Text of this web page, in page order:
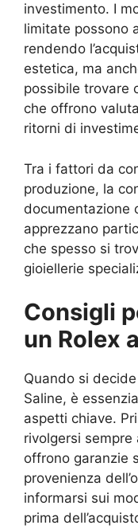
investimento. I
limitate possono
rendendo
estetica, ma
possibile trovare
che offrono
ritorni di
Tra i fattori da
produzione, la
documentazione
apprezzano
che spesso si
gioiellerie
Consigli
un Rolex
Quando si
Saline, è
aspetti chiave.
rivolgersi
offrono garanzie
provenienza
informarsi sui
prima